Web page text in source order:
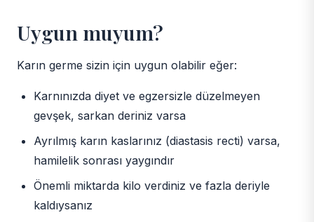
Uygun muyum?
Karın germe sizin için uygun olabilir eğer:
Karnınızda diyet ve egzersizle düzelmeyen
gevşek, sarkan deriniz varsa
Ayrılmış karın kaslarınız (diastasis recti) varsa,
hamilelik sonrası yaygındır
Önemli miktarda kilo verdiniz ve fazla deriyle
kaldıysanız